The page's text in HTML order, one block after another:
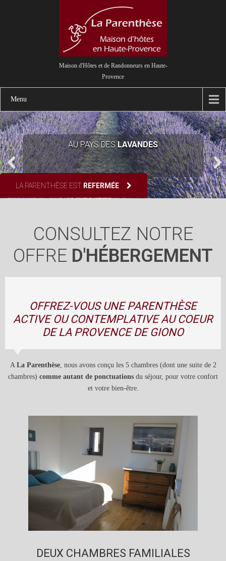
Maison d'Hôtes et de Randonneurs en Haute-
Provence
Menu
SÉJOURSACTIFS OU CONTEMPLATIFS
LA PARENTHÈSE EST REFERMÉE
CONSULTEZ NOTRE
OFFRE D'HÉBERGEMENT
OFFREZ-VOUS UNE PARENTHÈSE
ACTIVE OU CONTEMPLATIVE AU COEUR
DE LA PROVENCE DE GIONO
A La Parenthèse, nous avons conçu les 5 chambres (dont une suite de 2
chambres) comme autant de ponctuations du séjour, pour votre confort
et votre bien-être.
DEUX CHAMBRES FAMILIALES